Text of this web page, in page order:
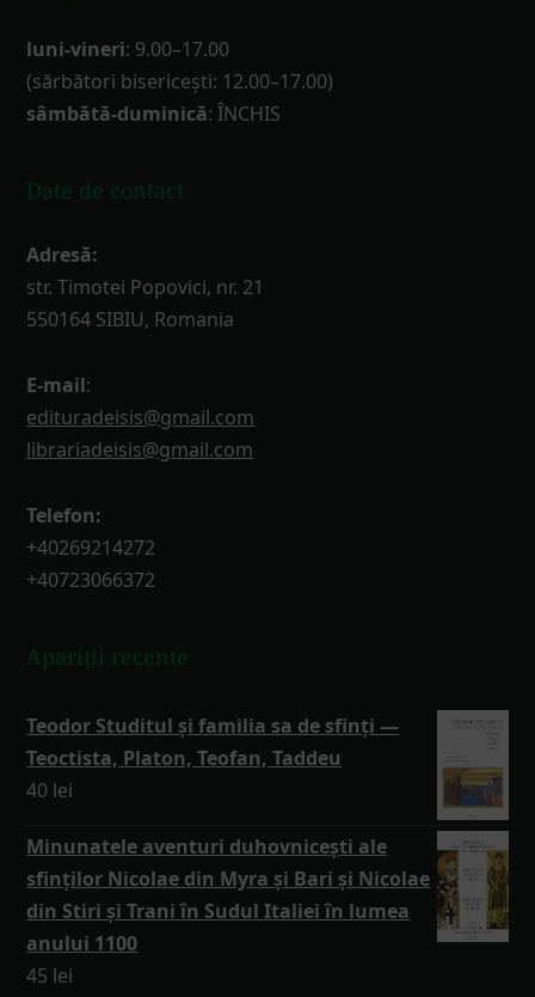
luni-vineri: 9.00–17.00
(sărbători bisericești: 12.00–17.00)
sâmbătă-duminică: ÎNCHIS
Date de contact
Adresă:
str. Timotei Popovici, nr. 21
550164 SIBIU, Romania
E-mail:
edituradeisis@gmail.com
librariadeisis@gmail.com
Telefon:
+40269214272
+40723066372
Apariții recente
Teodor Studitul și familia sa de sfinți —
Teoctista, Platon, Teofan, Taddeu
40 lei
Minunatele aventuri duhovnicești ale
sfinților Nicolae din Myra și Bari și Nicolae
din Stiri și Trani în Sudul Italiei în lumea
anului 1100
45 lei